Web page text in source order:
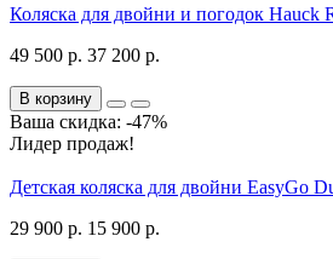
Коляска для двойни и погодок Hauck
49 500 р. 37 200 р.
В корзину
Ваша скидка: -47%
Лидер продаж!
Детская коляска для двойни EasyGo
29 900 р. 15 900 р.